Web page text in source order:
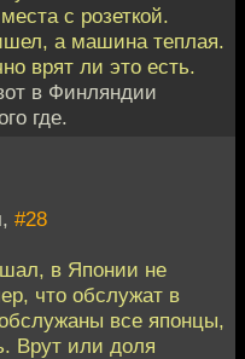
с розеткой.
а машина теплая.
врят ли это есть.
в Финляндии
где.
#28
в Японии не
что обслужат в
обслужаны все японцы,
Врут или доля